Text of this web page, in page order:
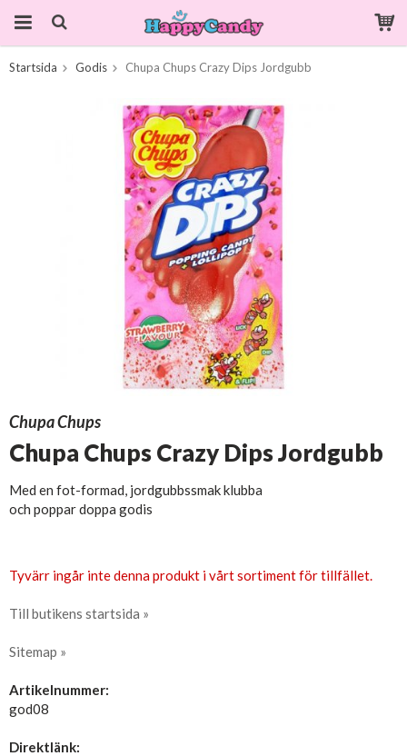
Startsida Godis Chupa Chups Crazy Dips Jordgubb
Chupa Chups
Chupa Chups Crazy Dips Jordgubb
Med en fot-formad, jordgubbssmak klubba
och poppar doppa godis
Tyvärr ingår inte denna produkt i vårt sortiment för tillfället.
Till butikens startsida »
Sitemap »
Artikelnummer:
god08
Direktlänk: